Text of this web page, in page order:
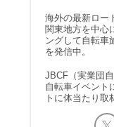
海外の最新ロー
関東地方を中心
ングして自転車
を発信中。
JBCF（実業団
自転車イベント
トに体当たり取